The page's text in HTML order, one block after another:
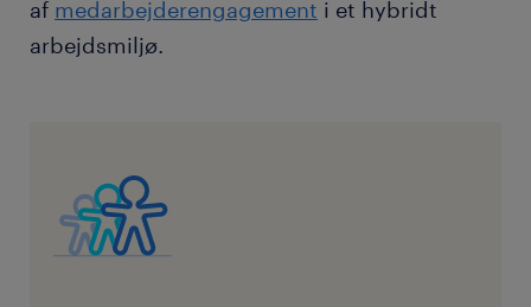
af medarbejderengagement i et hybridt
arbejdsmiljø.